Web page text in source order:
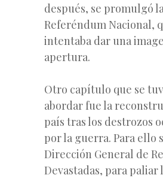
después, se promulgó
Referéndum Nacional,
intentaba dar una
apertura.
Otro capítulo que se
abordar fue la
país tras los destrozos
por la guerra. Para ello
Dirección General de
Devastadas, para paliar